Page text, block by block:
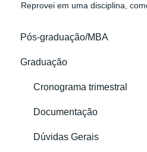
Reprovei em uma disciplina,
Pós-graduação/MBA
Acessos
Aulas e Materiais
Documentação
Financeiro
Graduação
Cronograma trimestral
Documentação
Dúvidas Gerais